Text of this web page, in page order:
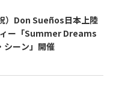
How to Make Tequila
）Don Sueños日本上陸
ー「Summer Dreams
ーン」開催